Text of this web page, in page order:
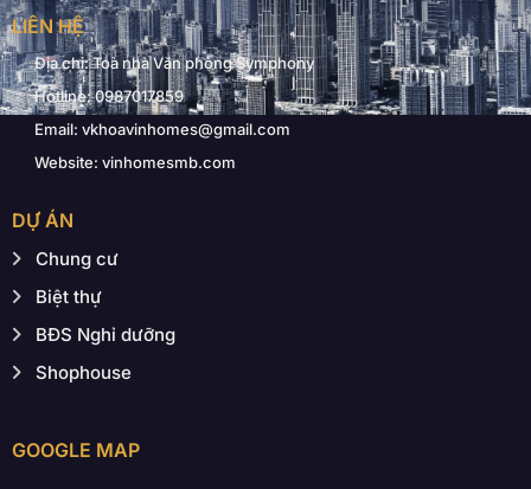
LIÊN HỆ
Địa chỉ: Toà nhà Văn phòng Symphony
Hotline: 0987017859
Email: vkhoavinhomes@gmail.com
Website: vinhomesmb.com
DỰ ÁN
Chung cư
Biệt thự
BĐS Nghỉ dưỡng
Shophouse
GOOGLE MAP